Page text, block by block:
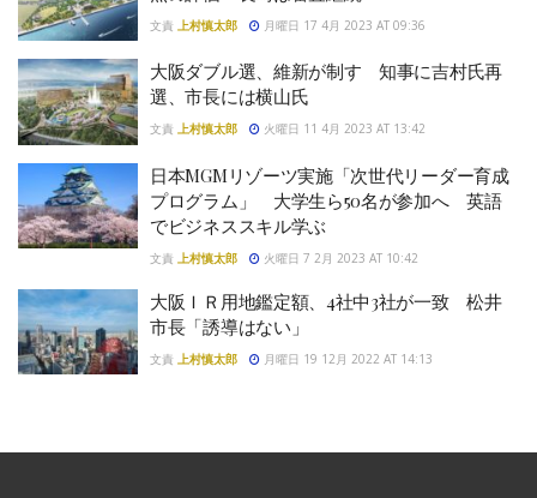
文責 上村慎太郎 月曜日 17 4月 2023 AT 09:36
大阪ダブル選、維新が制す 知事に吉村氏再
選、市長には横山氏
文責 上村慎太郎 火曜日 11 4月 2023 AT 13:42
日本MGMリゾーツ実施「次世代リーダー育成
プログラム」 大学生ら50名が参加へ 英語
でビジネススキル学ぶ
文責 上村慎太郎 火曜日 7 2月 2023 AT 10:42
大阪ＩＲ用地鑑定額、4社中3社が一致 松井
市長「誘導はない」
文責 上村慎太郎 月曜日 19 12月 2022 AT 14:13